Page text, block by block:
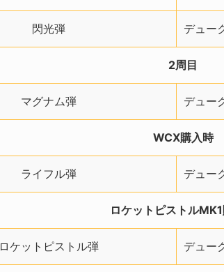
閃光弾 デュー
2周目
マグナム弾 デュー
WCX購入時
ライフル弾 デュー
ロケットピストル
ロケットピストル弾 デュー